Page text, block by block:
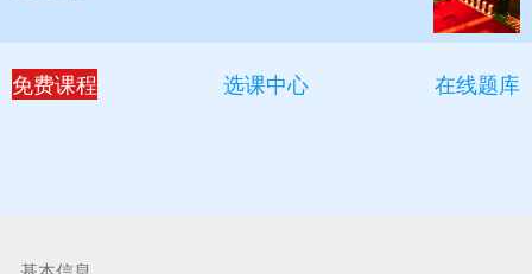
免费课程 选课中心 在线题库